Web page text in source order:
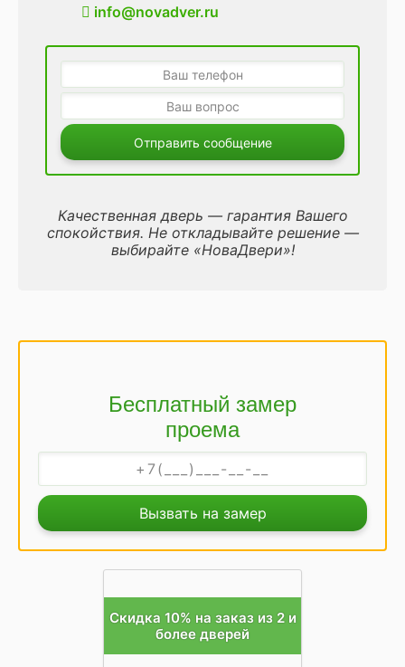
info@novadver.ru
Отправить сообщение
Качественная дверь — гарантия Вашего
спокойствия. Не откладывайте решение —
выбирайте «НоваДвери»!
Бесплатный замер
проема
Вызвать на замер
Скидка 10% на заказ из 2 и
более дверей